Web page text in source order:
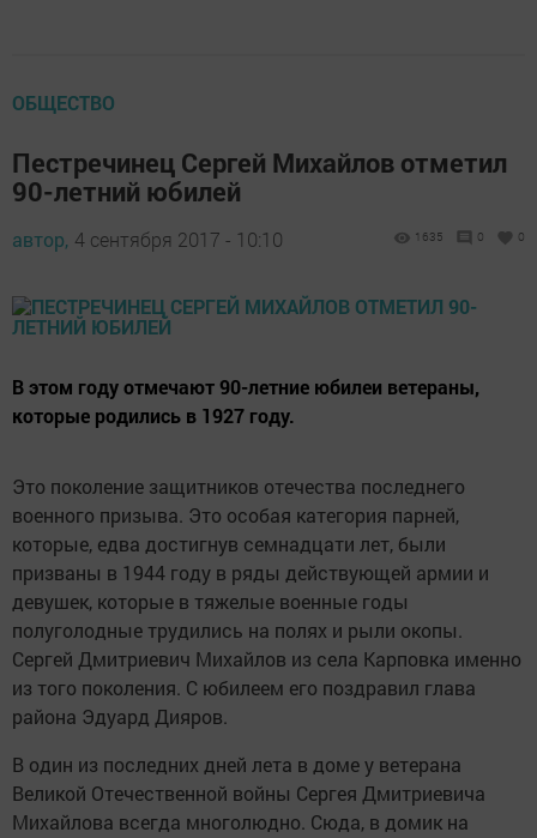
ОБЩЕСТВО
Пестречинец Сергей Михайлов отметил
90-летний юбилей
автор, 4 сентября 2017 - 10:10 1635 0 0
В этом году отмечают 90-летние юбилеи ветераны,
которые родились в 1927 году.
Это поколение защитников отечества последнего
военного призыва. Это особая категория парней,
которые, едва достигнув семнадцати лет, были
призваны в 1944 году в ряды действующей армии и
девушек, которые в тяжелые военные годы
полуголодные трудились на полях и рыли окопы.
Сергей Дмитриевич Михайлов из села Карповка именно
из того поколения. С юбилеем его поздравил глава
района Эдуард Дияров.
В один из последних дней лета в доме у ветерана
Великой Отечественной войны Сергея Дмитриевича
Михайлова всегда многолюдно. Сюда, в домик на